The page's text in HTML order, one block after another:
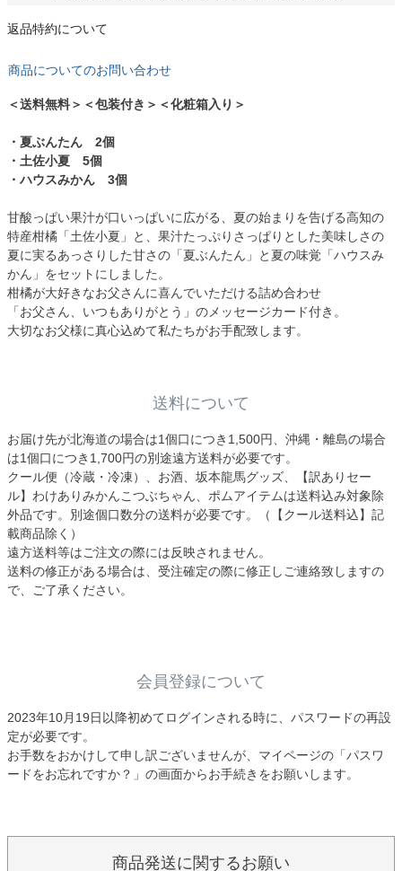
返品特約について
商品についてのお問い合わせ
＜送料無料＞＜包装付き＞＜化粧箱入り＞
・夏ぶんたん 2個
・土佐小夏 5個
・ハウスみかん 3個
甘酸っぱい果汁が口いっぱいに広がる、夏の始まりを告げる高知の
特産柑橘「土佐小夏」と、果汁たっぷりさっぱりとした美味しさの
夏に実るあっさりした甘さの「夏ぶんたん」と夏の味覚「ハウスみ
かん」をセットにしました。
柑橘が大好きなお父さんに喜んでいただける詰め合わせ
「お父さん、いつもありがとう」のメッセージカード付き。
大切なお父様に真心込めて私たちがお手配致します。
送料について
お届け先が北海道の場合は1個口につき1,500円、沖縄・離島の場合
は1個口につき1,700円の別途遠方送料が必要です。
クール便（冷蔵・冷凍）、お酒、坂本龍馬グッズ、【訳ありセー
ル】わけありみかんこつぶちゃん、ポムアイテムは送料込み対象除
外品です。別途個口数分の送料が必要です。（【クール送料込】記
載商品除く）
遠方送料等はご注文の際には反映されません。
送料の修正がある場合は、受注確定の際に修正しご連絡致しますの
で、ご了承ください。
会員登録について
2023年10月19日以降初めてログインされる時に、パスワードの再設
定が必要です。
お手数をおかけして申し訳ございませんが、マイページの「パスワ
ードをお忘れですか？」の画面からお手続きをお願いします。
商品発送に関するお願い